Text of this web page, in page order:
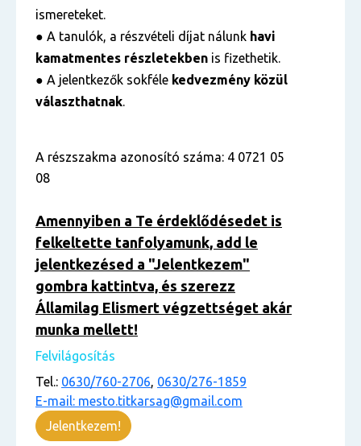
ismereteket.
● A tanulók, a részvételi díjat nálunk havi
kamatmentes részletekben is fizethetik.
● A jelentkezők sokféle kedvezmény közül
választhatnak.
A részszakma azonosító száma: 4 0721 05
08
Amennyiben a Te érdeklődésedet is
felkeltette tanfolyamunk, add le
jelentkezésed a "Jelentkezem"
gombra kattintva, és szerezz
Államilag Elismert végzettséget akár
munka mellett!
Felvilágosítás
Tel.: 0630/760-2706, 0630/276-1859
E-mail: mesto.titkarsag@gmail.com
Jelentkezem!